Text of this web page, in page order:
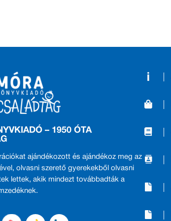
– 1950 ÓTA
ajándékozott és ajándékoz meg az
olvasni szerető gyerekekből olvasni
lettek, akik mindezt továbbadták a